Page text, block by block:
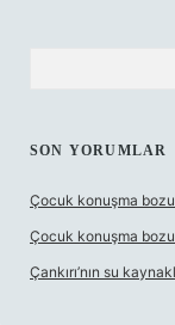
SON YORUMLAR
Çocuk konuşma
Çocuk konuşma
Çankırı’nın su